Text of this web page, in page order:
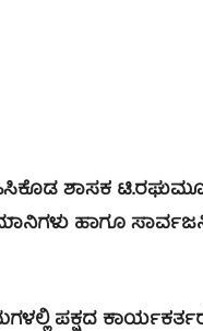
ಶಾಸಕ
ಹಾಗೂ
ಪಕ್ಷದ